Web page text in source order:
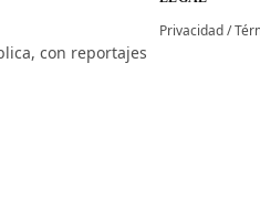
con reportajes
Privacidad/